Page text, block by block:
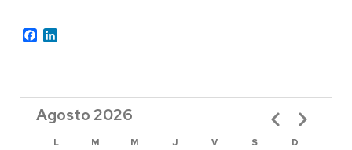
Facebook
Agosto 2026
L M M J V S
D
Paginación